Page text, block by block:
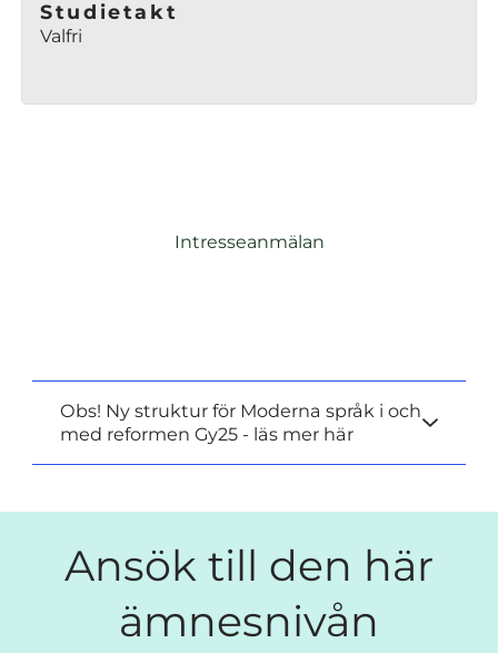
Studietakt
Valfri
Intresseanmälan
Obs! Ny struktur för Moderna språk i och
med reformen Gy25 - läs mer här
Ansök till den här
ämnesnivån